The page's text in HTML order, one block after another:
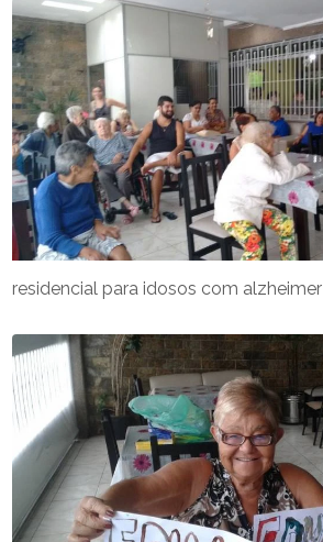
residencial para idosos com alzheimer